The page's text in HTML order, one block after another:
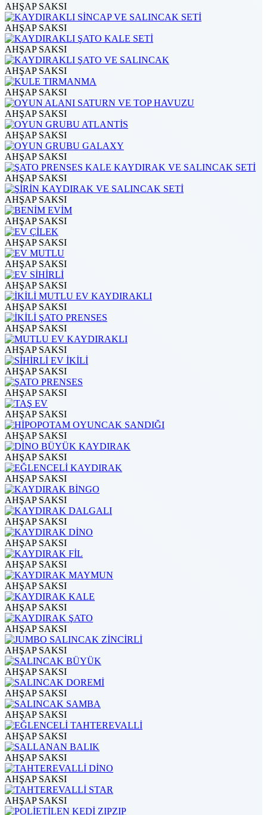
AHŞAP SAKSI
AHŞAP SAKSI
AHŞAP SAKSI
AHŞAP SAKSI
AHŞAP SAKSI
AHŞAP SAKSI
AHŞAP SAKSI
AHŞAP SAKSI
AHŞAP SAKSI
AHŞAP SAKSI
AHŞAP SAKSI
AHŞAP SAKSI
AHŞAP SAKSI
AHŞAP SAKSI
AHŞAP SAKSI
AHŞAP SAKSI
AHŞAP SAKSI
AHŞAP SAKSI
AHŞAP SAKSI
AHŞAP SAKSI
AHŞAP SAKSI
AHŞAP SAKSI
AHŞAP SAKSI
AHŞAP SAKSI
AHŞAP SAKSI
AHŞAP SAKSI
AHŞAP SAKSI
AHŞAP SAKSI
AHŞAP SAKSI
AHŞAP SAKSI
AHŞAP SAKSI
AHŞAP SAKSI
AHŞAP SAKSI
AHŞAP SAKSI
AHŞAP SAKSI
AHŞAP SAKSI
AHŞAP SAKSI
AHŞAP SAKSI